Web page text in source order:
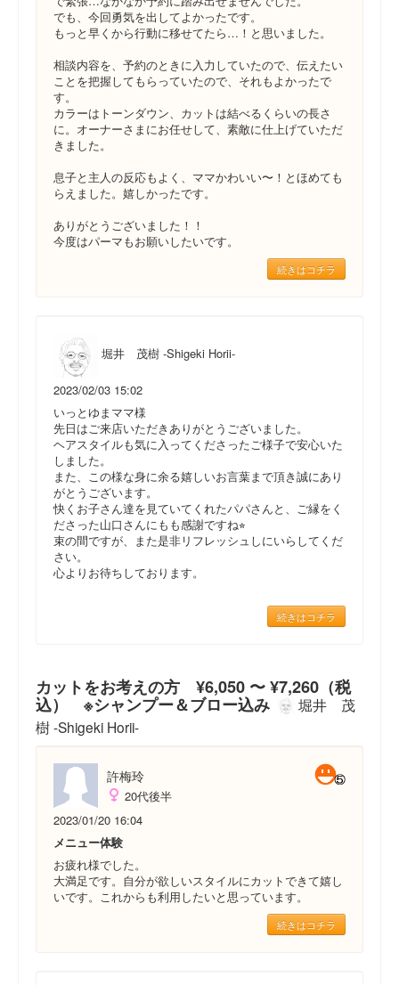
でも、今回勇気を出してよかったです。
もっと早くから行動に移せてたら…！と思いました。
相談内容を、予約のときに入力していたので、伝えたい
ことを把握してもらっていたので、それもよかったで
す。
カラーはトーンダウン、カットは結べるくらいの長さ
に。オーナーさまにお任せして、素敵に仕上げていただ
きました。
息子と主人の反応もよく、ママかわいい〜！とほめても
らえました。嬉しかったです。
ありがとうございました！！
今度はパーマもお願いしたいです。
続きはコチラ
堀井 茂樹 -Shigeki Horii-
2023/02/03 15:02
いっとゆまママ様
先日はご来店いただきありがとうございました。
ヘアスタイルも気に入ってくださったご様子で安心いた
しました。
また、この様な身に余る嬉しいお言葉まで頂き誠にあり
がとうございます。
快くお子さん達を見ていてくれたパパさんと、ご縁をく
ださった山口さんにもも感謝ですね⭐︎
束の間ですが、また是非リフレッシュしにいらしてくだ
さい。
心よりお待ちしております。
続きはコチラ
カットをお考えの方 ¥6,050 〜 ¥7,260（税
込） ※シャンプー＆ブロー込み
堀井 茂
樹 -Shigeki Horii-
許梅玲
20代後半
2023/01/20 16:04
メニュー体験
お疲れ様でした。
大満足です。自分が欲しいスタイルにカットできて嬉し
いです。これからも利用したいと思っています。
続きはコチラ